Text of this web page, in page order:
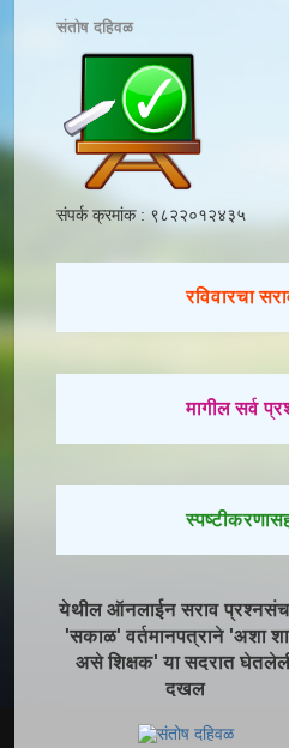
संतोष दहिवळ
संपर्क क्रमांक : ९८२२०१२४३५
रविवारचा सराव
मागील सर्व
येथील ऑनलाईन सराव
'सकाळ' वर्तमानपत्राने 'अशा
असे शिक्षक' या सदरात
दखल